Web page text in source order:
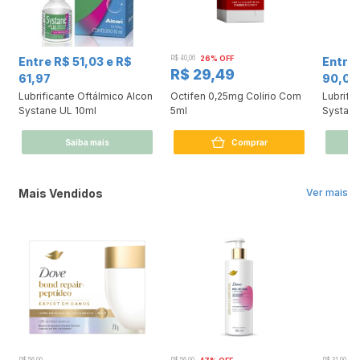
Entre R$ 51,03 e R$
61,97
Lubrificante Oftálmico Alcon
Systane UL 10ml
Saiba mais
R$ 40,06 26% OFF
R$ 29,49
Octifen 0,25mg Colírio Com
5ml
Comprar
Entre R$
90,02
Ver mais
Mais Vendidos